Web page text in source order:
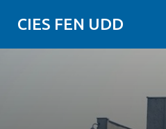
CIES FEN UDD